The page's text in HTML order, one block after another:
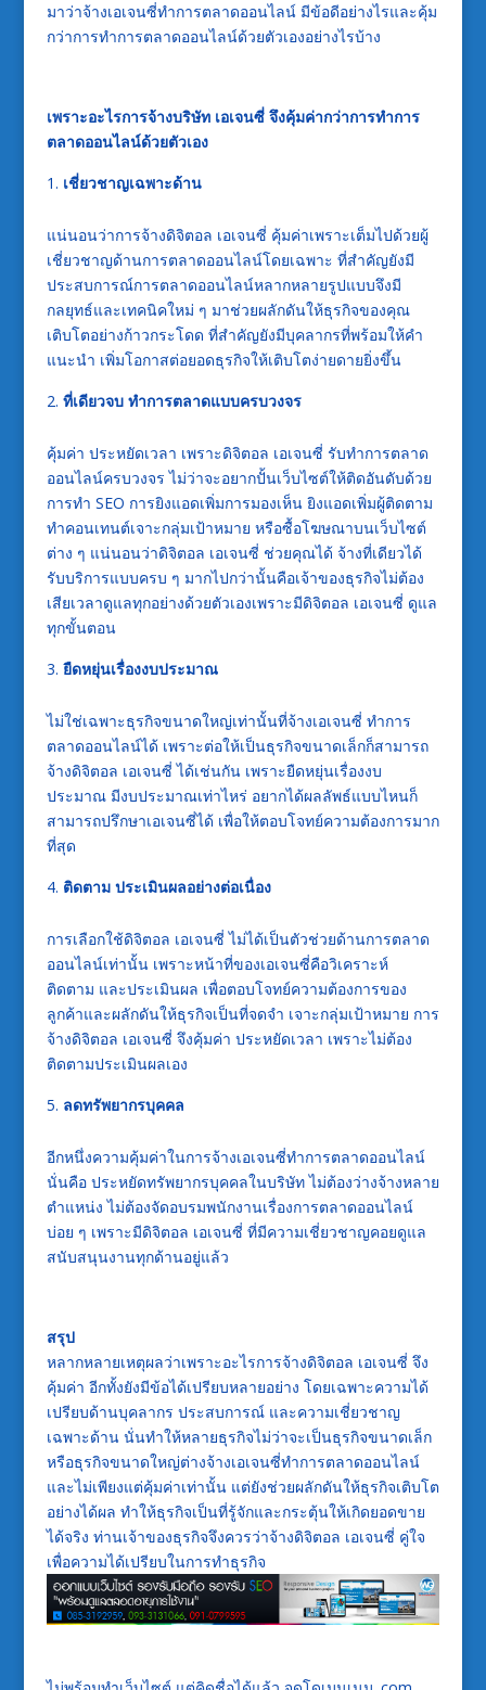
มาว่าจ้างเอเจนซี่ทำการตลาดออนไลน์มีข้อดีอย่างไรและคุ้ม
กว่าการทำการตลาดออนไลน์ด้วยตัวเองอย่างไรบ้าง
เพราะอะไรการจ้างบริษัท เอเจนซี่จึงคุ้มค่ากว่าการทำการ
ตลาดออนไลน์ด้วยตัวเอง
เชี่ยวชาญเฉพาะด้าน
แน่นอนว่าการจ้างดิจิตอล เอเจนซี่ คุ้มค่าเพราะเต็มไปด้วยผู้
เชี่ยวชาญด้านการตลาดออนไลน์โดยเฉพาะ ที่สำคัญยังมี
ประสบการณ์การตลาดออนไลน์หลากหลายรูปแบบจึงมี
กลยุทธ์และเทคนิคใหม่ ๆ มาช่วยผลักดันให้ธุรกิจของคุณ
เติบโตอย่างก้าวกระโดด ที่สำคัญยังมีบุคลากรที่พร้อมให้คำ
แนะนำ เพิ่มโอกาสต่อยอดธุรกิจให้เติบโตง่ายดายยิ่งขึ้น
ที่เดียวจบ ทำการตลาดแบบครบวงจร
คุ้มค่า ประหยัดเวลา เพราะดิจิตอล เอเจนซี่ รับทำการตลาด
ออนไลน์ครบวงจร ไม่ว่าจะอยากปั้นเว็บไซต์ให้ติดอันดับด้วย
การทำ SEO การยิงแอดเพิ่มการมองเห็น ยิงแอดเพิ่มผู้ติดตาม
ทำคอนเทนต์เจาะกลุ่มเป้าหมาย หรือซื้อโฆษณาบนเว็บไซต์
ต่าง ๆ แน่นอนว่าดิจิตอล เอเจนซี่ ช่วยคุณได้ จ้างที่เดียวได้
รับบริการแบบครบ ๆ มากไปกว่านั้นคือเจ้าของธุรกิจไม่ต้อง
เสียเวลาดูแลทุกอย่างด้วยตัวเองเพราะมีดิจิตอล เอเจนซี่ ดูแล
ทุกขั้นตอน
ยืดหยุ่นเรื่องงบประมาณ
ไม่ใช่เฉพาะธุรกิจขนาดใหญ่เท่านั้นที่จ้างเอเจนซี่ ทำการ
ตลาดออนไลน์ได้ เพราะต่อให้เป็นธุรกิจขนาดเล็กก็สามารถ
จ้างดิจิตอล เอเจนซี่ ได้เช่นกัน เพราะยืดหยุ่นเรื่องงบ
ประมาณ มีงบประมาณเท่าไหร่ อยากได้ผลลัพธ์แบบไหนก็
สามารถปรึกษาเอเจนซี่ได้ เพื่อให้ตอบโจทย์ความต้องการมาก
ที่สุด
ติดตาม ประเมินผลอย่างต่อเนื่อง
การเลือกใช้ดิจิตอล เอเจนซี่ ไม่ได้เป็นตัวช่วยด้านการตลาด
ออนไลน์เท่านั้น เพราะหน้าที่ของเอเจนซี่คือวิเคราะห์
ติดตาม และประเมินผล เพื่อตอบโจทย์ความต้องการของ
ลูกค้าและผลักดันให้ธุรกิจเป็นที่จดจำ เจาะกลุ่มเป้าหมาย การ
จ้างดิจิตอล เอเจนซี่ จึงคุ้มค่า ประหยัดเวลา เพราะไม่ต้อง
ติดตามประเมินผลเอง
ลดทรัพยากรบุคคล
อีกหนึ่งความคุ้มค่าในการจ้างเอเจนซี่ทำการตลาดออนไลน์
นั่นคือ ประหยัดทรัพยากรบุคคลในบริษัท ไม่ต้องว่างจ้างหลาย
ตำแหน่ง ไม่ต้องจัดอบรมพนักงานเรื่องการตลาดออนไลน์
บ่อย ๆ เพราะมีดิจิตอล เอเจนซี่ ที่มีความเชี่ยวชาญคอยดูแล
สนับสนุนงานทุกด้านอยู่แล้ว
สรุป
หลากหลายเหตุผลว่าเพราะอะไรการจ้างดิจิตอล เอเจนซี่ จึง
คุ้มค่า อีกทั้งยังมีข้อได้เปรียบหลายอย่าง โดยเฉพาะความได้
เปรียบด้านบุคลากร ประสบการณ์ และความเชี่ยวชาญ
เฉพาะด้าน นั่นทำให้หลายธุรกิจไม่ว่าจะเป็นธุรกิจขนาดเล็ก
หรือธุรกิจขนาดใหญ่ต่างจ้างเอเจนซี่ทำการตลาดออนไลน์
และไม่เพียงแต่คุ้มค่าเท่านั้น แต่ยังช่วยผลักดันให้ธุรกิจเติบโต
อย่างได้ผล ทำให้ธุรกิจเป็นที่รู้จักและกระตุ้นให้เกิดยอดขาย
ได้จริง ท่านเจ้าของธุรกิจจึงควรว่าจ้างดิจิตอล เอเจนซี่ คู่ใจ
เพื่อความได้เปรียบในการทำธุรกิจ